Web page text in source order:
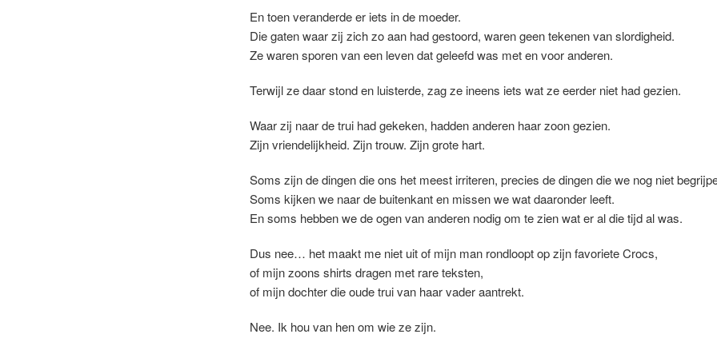
En toen veranderde er iets in de moeder.
Die gaten waar zij zich zo aan had gestoord, waren geen tekenen van slordigheid.
Ze waren sporen van een leven dat geleefd was met en voor anderen.
Terwijl ze daar stond en luisterde, zag ze ineens iets wat ze eerder niet had gezien.
Waar zij naar de trui had gekeken, hadden anderen haar zoon gezien.
Zijn vriendelijkheid. Zijn trouw. Zijn grote hart.
Soms zijn de dingen die ons het meest irriteren, precies de dingen die we nog niet
Soms kijken we naar de buitenkant en missen we wat daaronder leeft.
En soms hebben we de ogen van anderen nodig om te zien wat er al die tijd al was.
Dus nee… het maakt me niet uit of mijn man rondloopt op zijn favoriete Crocs,
of mijn zoons shirts dragen met rare teksten,
of mijn dochter die oude trui van haar vader aantrekt.
Nee. Ik hou van hen om wie ze zijn.